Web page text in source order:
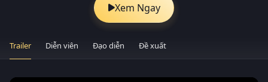
Xem Ngay
Trailer Diễn viên Đạo diễn Đề xuất